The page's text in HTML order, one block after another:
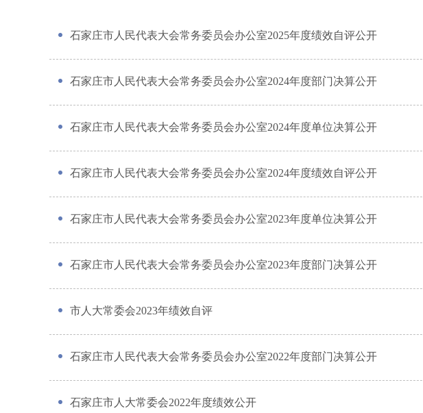
石家庄市人民代表大会常务委员会办公室2025年度绩效自评公开
石家庄市人民代表大会常务委员会办公室2024年度部门决算公开
石家庄市人民代表大会常务委员会办公室2024年度单位决算公开
石家庄市人民代表大会常务委员会办公室2024年度绩效自评公开
石家庄市人民代表大会常务委员会办公室2023年度单位决算公开
石家庄市人民代表大会常务委员会办公室2023年度部门决算公开
市人大常委会2023年绩效自评
石家庄市人民代表大会常务委员会办公室2022年度部门决算公开
石家庄市人大常委会2022年度绩效公开